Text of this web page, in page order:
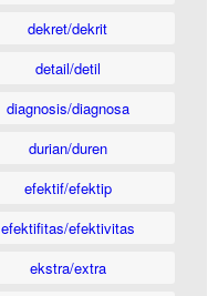
dekret/dekrit
detail/detil
diagnosis/diagnosa
durian/duren
efektif/efektip
efektifitas/efektivitas
ekstra/extra